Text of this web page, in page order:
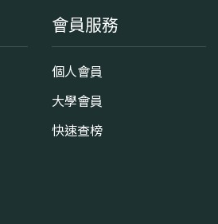
會員服務
個人會員
大學會員
快速查榜